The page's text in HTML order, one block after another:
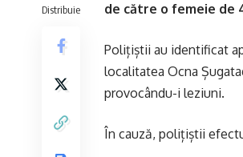
Distribuie
de către o femeie de
Polițiștii au identificat
localitatea Ocna
provocându-i leziuni.
În cauză, polițiștii